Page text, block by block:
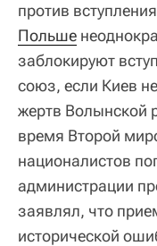
против
Польше
заблокируют
союз, если Киев
жертв Волынской
время Второй
националистов
администрации
заявлял, что
исторической